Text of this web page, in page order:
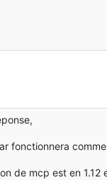
fonctionnera
de mcp est en 1.12